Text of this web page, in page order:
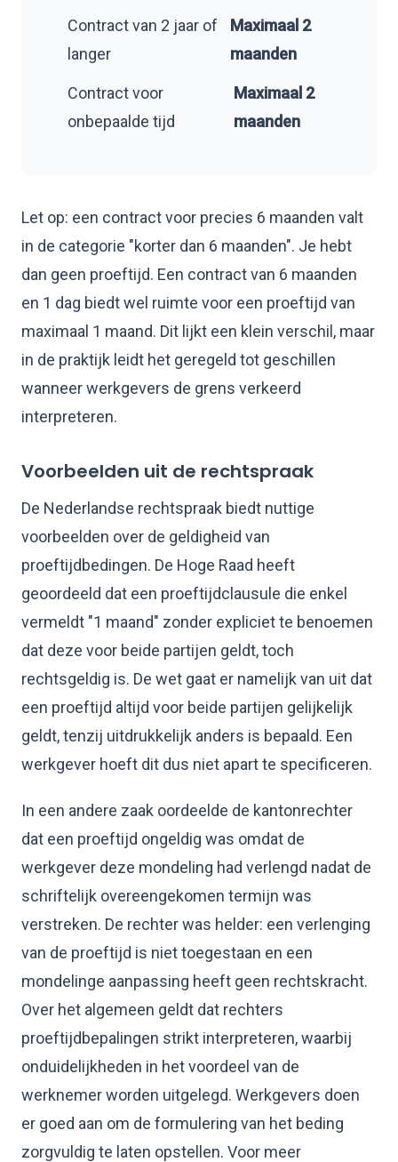
Contract van 2 jaar of
langer
Maximaal 2
maanden
Contract voor
onbepaalde tijd
Maximaal 2
maanden
Let op: een contract voor precies 6 maanden valt
in de categorie "korter dan 6 maanden". Je hebt
dan geen proeftijd. Een contract van 6 maanden
en 1 dag biedt wel ruimte voor een proeftijd van
maximaal 1 maand. Dit lijkt een klein verschil, maar
in de praktijk leidt het geregeld tot geschillen
wanneer werkgevers de grens verkeerd
interpreteren.
Voorbeelden uit de rechtspraak
De Nederlandse rechtspraak biedt nuttige
voorbeelden over de geldigheid van
proeftijdbedingen. De Hoge Raad heeft
geoordeeld dat een proeftijdclausule die enkel
vermeldt "1 maand" zonder expliciet te benoemen
dat deze voor beide partijen geldt, toch
rechtsgeldig is. De wet gaat er namelijk van uit dat
een proeftijd altijd voor beide partijen gelijkelijk
geldt, tenzij uitdrukkelijk anders is bepaald. Een
werkgever hoeft dit dus niet apart te specificeren.
In een andere zaak oordeelde de kantonrechter
dat een proeftijd ongeldig was omdat de
werkgever deze mondeling had verlengd nadat de
schriftelijk overeengekomen termijn was
verstreken. De rechter was helder: een verlenging
van de proeftijd is niet toegestaan en een
mondelinge aanpassing heeft geen rechtskracht.
Over het algemeen geldt dat rechters
proeftijdbepalingen strikt interpreteren, waarbij
onduidelijkheden in het voordeel van de
werknemer worden uitgelegd. Werkgevers doen
er goed aan om de formulering van het beding
zorgvuldig te laten opstellen. Voor meer